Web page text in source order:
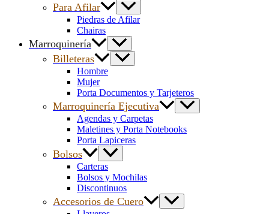
Para Afilar
Piedras de Afilar
Chairas
Marroquinería
Billeteras
Hombre
Mujer
Porta Documentos y Tarjeteros
Marroquinería Ejecutiva
Agendas y Carpetas
Maletines y Porta Notebooks
Porta Lapiceras
Bolsos
Carteras
Bolsos y Mochilas
Discontinuos
Accesorios de Cuero